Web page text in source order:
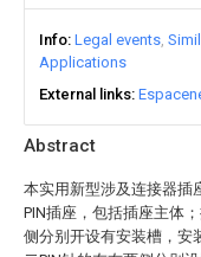
Abstract
本实用新型涉及连接器插
PIN插座，包括插座主体
侧分别开设有安装槽，安
Info Legal events
Applications
External links